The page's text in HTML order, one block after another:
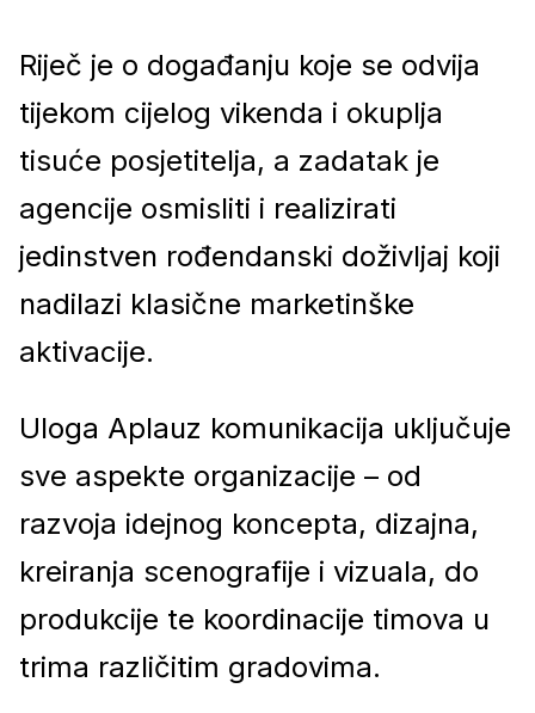
Riječ je o događanju koje se odvija
tijekom cijelog vikenda i okuplja
tisuće posjetitelja, a zadatak je
agencije osmisliti i realizirati
jedinstven rođendanski doživljaj koji
nadilazi klasične marketinške
aktivacije.
Uloga Aplauz komunikacija uključuje
sve aspekte organizacije – od
razvoja idejnog koncepta, dizajna,
kreiranja scenografije i vizuala, do
produkcije te koordinacije timova u
trima različitim gradovima.